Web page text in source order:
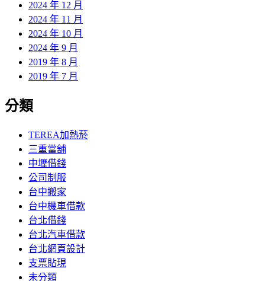
2024 年 12 月
2024 年 11 月
2024 年 10 月
2024 年 9 月
2019 年 8 月
2019 年 7 月
分類
TEREA加熱菸
三重當舖
中壢借錢
公司制服
台中搬家
台中機車借款
台北借錢
台北汽車借款
台北網頁設計
支票貼現
未分類